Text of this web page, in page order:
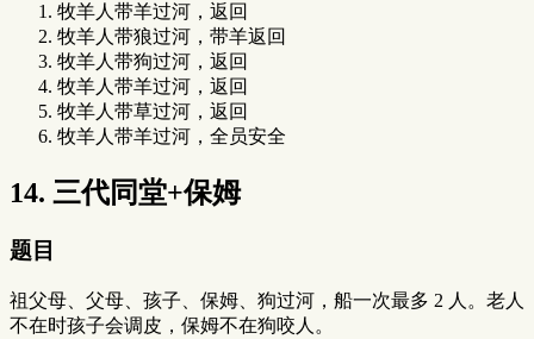
牧羊人带羊过河，返回
牧羊人带狼过河，带羊返回
牧羊人带狗过河，返回
牧羊人带羊过河，返回
牧羊人带草过河，返回
牧羊人带羊过河，全员安全
14. 三代同堂+保姆
题目
祖父母、父母、孩子、保姆、狗过河，船一次最多 2 人。老人
不在时孩子会调皮，保姆不在狗咬人。